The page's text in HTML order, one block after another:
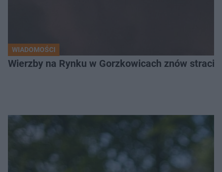
WIADOMOŚCI
Wierzby na Rynku w Gorzkowicach znów